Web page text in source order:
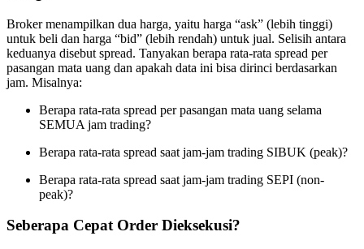
Broker menampilkan dua harga, yaitu harga “ask” (lebih tinggi)
untuk beli dan harga “bid” (lebih rendah) untuk jual. Selisih antara
keduanya disebut spread. Tanyakan berapa rata-rata spread per
pasangan mata uang dan apakah data ini bisa dirinci berdasarkan
jam. Misalnya:
Berapa rata-rata spread per pasangan mata uang selama
SEMUA jam trading?
Berapa rata-rata spread saat jam-jam trading SIBUK (peak)?
Berapa rata-rata spread saat jam-jam trading SEPI (non-
peak)?
Seberapa Cepat Order Dieksekusi?